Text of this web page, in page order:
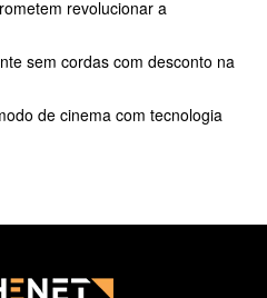
revolucionar a
sem cordas com desconto na
de cinema com tecnologia